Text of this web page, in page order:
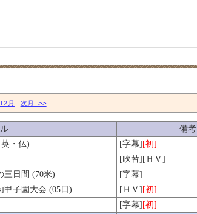
12月 次月 >>
備考
・仏) [字幕][初]
[吹替][ＨＶ]
日間 (70米)
[字幕]
子園大会 (05日) [ＨＶ][初]
[字幕][初]